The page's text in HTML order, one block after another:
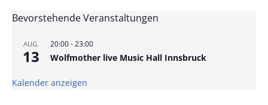
Bevorstehende Veranstaltungen
AUG.
13
20:00-23:00
Wolfmother live Music Hall Innsbruck
Kalender anzeigen